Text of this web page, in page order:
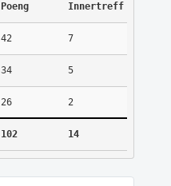
Poeng Innertreff
42 7
34 5
26 2
102 14